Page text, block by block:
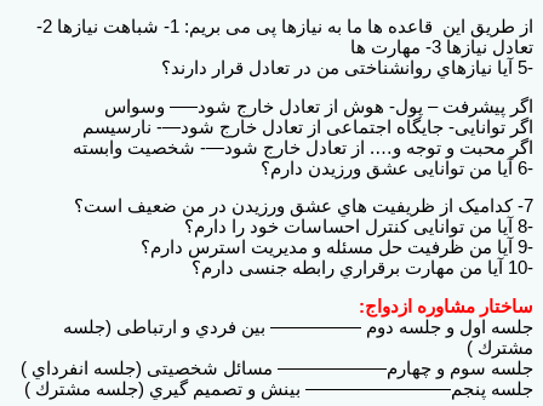
از طریق این قاعده ها ما به نیازها پی می بریم: 1- شباهت نیازها 2-
تعادل نیازها 3- مهارت ها
-5 آیا نیازهاي روانشناختی من در تعادل قرار دارند؟
اگر پیشرفت – پول- هوش از تعادل خارج شود—– وسواس
اگر توانایی- جایگاه اجتماعی از تعادل خارج شود—- نارسیسم
اگر محبت و توجه و…. از تعادل خارج شود—- شخصیت وابسته
-6 آیا من توانایی عشق ورزیدن دارم؟
7- کدامیک از ظریفیت هاي عشق ورزیدن در من ضعیف است؟
-8 آیا من توانایی کنترل احساسات خود را دارم؟
-9 آیا من ظرفیت حل مسئله و مدیریت استرس دارم؟
-10 آیا من مهارت برقراري رابطه جنسی دارم؟
ساختار مشاوره ازدواج:
جلسه اول و جلسه دوم ————— بین فردي و ارتباطی (جلسه
مشترك )
جلسه سوم و چهارم—————— مسائل شخصیتی (جلسه انفرداي )
جلسه پنجم———————— بینش و تصمیم گیري (جلسه مشترك )